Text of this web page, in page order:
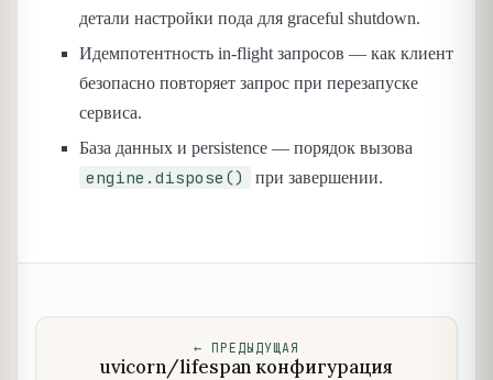
детали настройки пода для graceful shutdown.
Идемпотентность in-flight запросов — как клиент
безопасно повторяет запрос при перезапуске
сервиса.
База данных и persistence — порядок вызова
engine.dispose() при завершении.
← ПРЕДЫДУЩАЯ
uvicorn/lifespan конфигурация